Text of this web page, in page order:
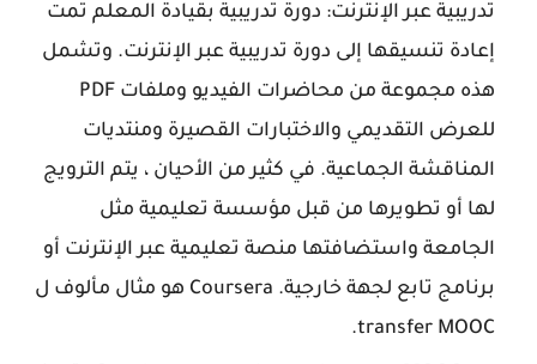
تدريبية عبر الإنترنت: دورة تدريبية بقيادة المعلم تمت
إعادة تنسيقها إلى دورة تدريبية عبر الإنترنت. وتشمل
هذه مجموعة من محاضرات الفيديو وملفات PDF
للعرض التقديمي والاختبارات القصيرة ومنتديات
المناقشة الجماعية. في كثير من الأحيان ، يتم الترويج
لها أو تطويرها من قبل مؤسسة تعليمية مثل
الجامعة واستضافتها منصة تعليمية عبر الإنترنت أو
برنامج تابع لجهة خارجية. Coursera هو مثال مألوف ل
transfer MOOC
.